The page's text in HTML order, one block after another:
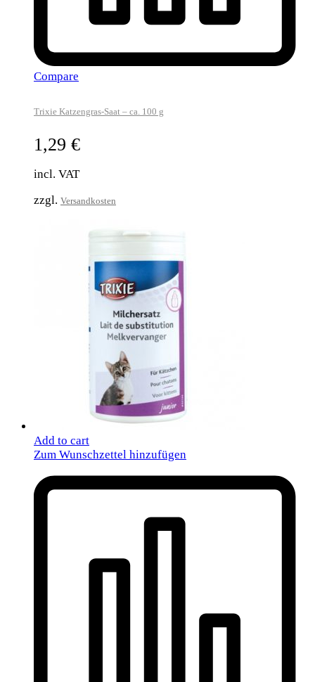
Compare
Trixie Katzengras-Saat – ca. 100 g
1,29 €
incl. VAT
zzgl. Versandkosten
Add to cart
Zum Wunschzettel hinzufügen